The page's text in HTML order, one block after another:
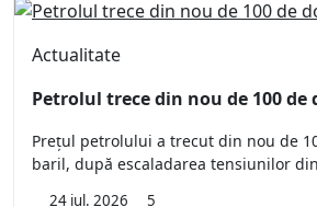
Actualitate
Petrolul trece din nou de 100 de
Prețul petrolului a trecut din nou de
baril, după escaladarea tensiunilor
24 iul. 2026 5